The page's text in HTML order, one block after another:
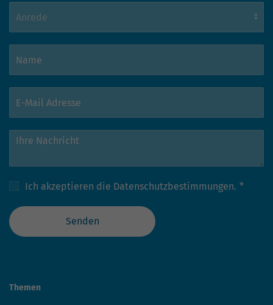
Ich akzeptieren die Datenschutzbestimmungen. *
Senden
Themen